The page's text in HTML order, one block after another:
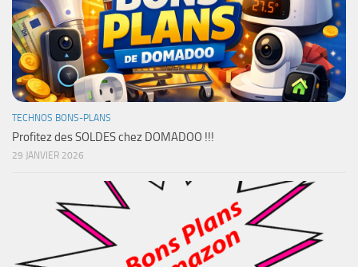
TECHNOS BONS-PLANS
Profitez des SOLDES chez DOMADOO !!!
29 JANVIER 2026